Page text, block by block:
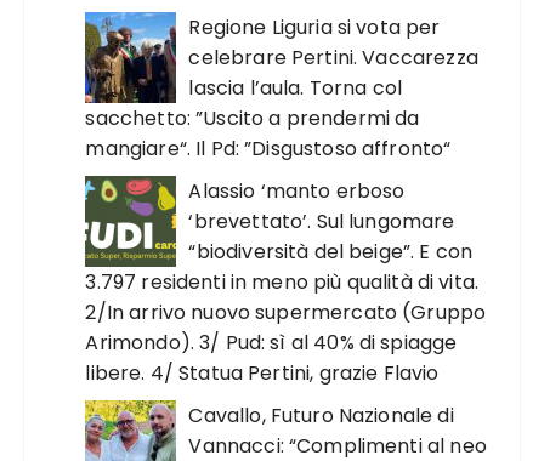
Regione Liguria si vota per
celebrare Pertini. Vaccarezza
lascia l’aula. Torna col
sacchetto: ”Uscito a prendermi da
mangiare“. Il Pd: ”Disgustoso affronto“
Alassio ‘manto erboso
‘brevettato’. Sul lungomare
“biodiversità del beige”. E con
3.797 residenti in meno più qualità di vita.
2/In arrivo nuovo supermercato (Gruppo
Arimondo). 3/ Pud: sì al 40% di spiagge
libere. 4/ Statua Pertini, grazie Flavio
Cavallo, Futuro Nazionale di
Vannacci: “Complimenti al neo